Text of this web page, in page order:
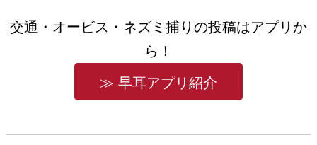
交通・オービス・ネズミ捕りの投稿はアプリか
ら！
≫ 早耳アプリ紹介